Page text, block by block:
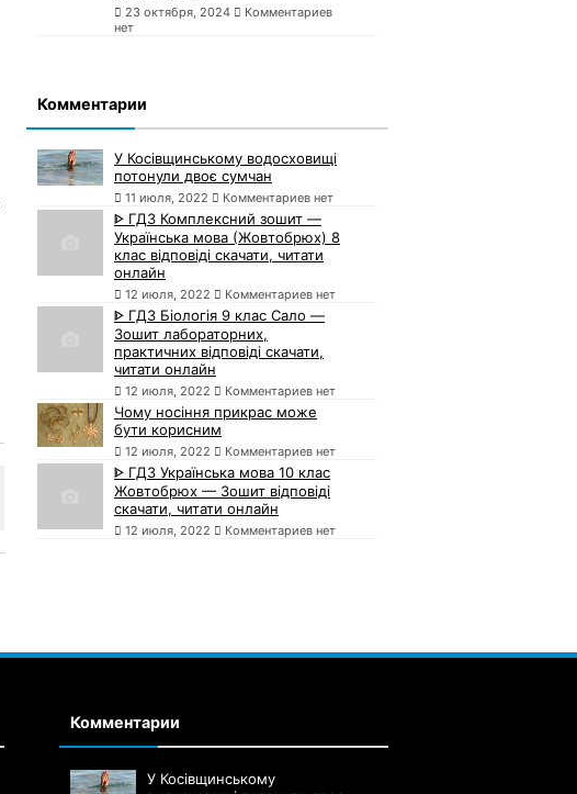
23 октября, 2024
Комментариев
нет
Комментарии
У Косівщинському водосховищі
потонули двоє сумчан
11 июля, 2022 Комментариев нет
ᐈ ГДЗ Комплексний зошит —
Українська мова (Жовтобрюх) 8
клас відповіді скачати, читати
онлайн
12 июля, 2022 Комментариев нет
ᐈ ГДЗ Біологія 9 клас Сало —
Зошит лабораторних,
практичних відповіді скачати,
читати онлайн
12 июля, 2022 Комментариев нет
Чому носіння прикрас може
бути корисним
12 июля, 2022 Комментариев нет
ᐈ ГДЗ Українська мова 10 клас
Жовтобрюх — Зошит відповіді
скачати, читати онлайн
12 июля, 2022 Комментариев нет
Комментарии
У Косівщинському